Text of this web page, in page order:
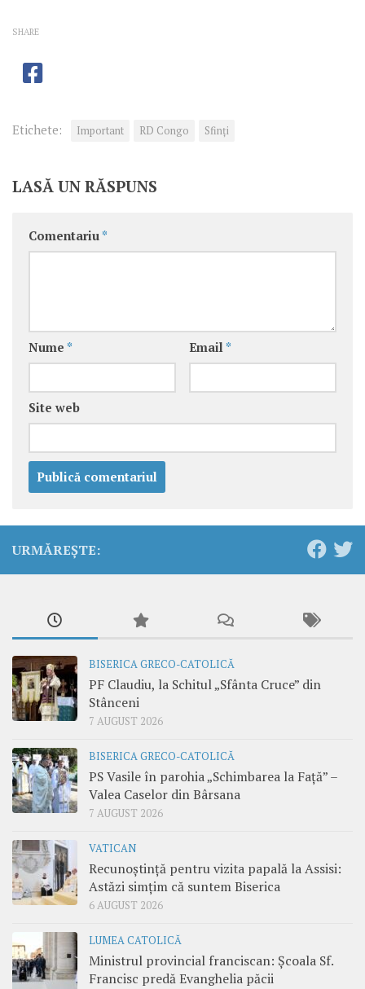
SHARE
Etichete: Important RD Congo Sfinţi
LASĂ UN RĂSPUNS
Comentariu *
Nume * Email *
Site web
URMĂREȘTE:
BISERICA GRECO-CATOLICĂ
PF Claudiu, la Schitul „Sfânta Cruce” din
Stânceni
7 AUGUST 2026
BISERICA GRECO-CATOLICĂ
PS Vasile în parohia „Schimbarea la Față” –
Valea Caselor din Bârsana
7 AUGUST 2026
VATICAN
Recunoștință pentru vizita papală la Assisi:
Astăzi simțim că suntem Biserica
6 AUGUST 2026
LUMEA CATOLICĂ
Ministrul provincial franciscan: Școala Sf.
Francisc predă Evanghelia păcii